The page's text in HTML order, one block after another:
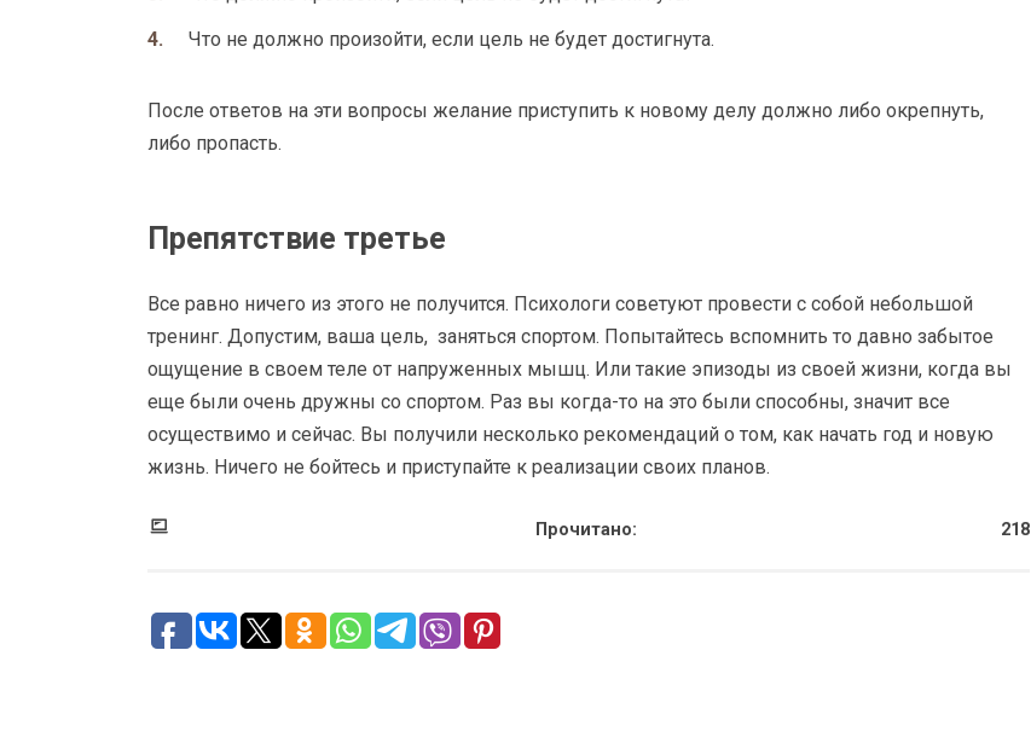
Что не должно произойти, если цель не будет достигнута.
После ответов на эти вопросы желание приступить к новому делу должно либо окрепнуть,
либо пропасть.
Препятствие третье
Все равно ничего из этого не получится. Психологи советуют провести с собой небольшой
тренинг. Допустим, ваша цель, заняться спортом. Попытайтесь вспомнить то давно забытое
ощущение в своем теле от напруженных мышц. Или такие эпизоды из своей жизни, когда вы
еще были очень дружны со спортом. Раз вы когда-то на это были способны, значит все
осуществимо и сейчас. Вы получили несколько рекомендаций о том, как начать год и новую
жизнь. Ничего не бойтесь и приступайте к реализации своих планов.
Прочитано: 218